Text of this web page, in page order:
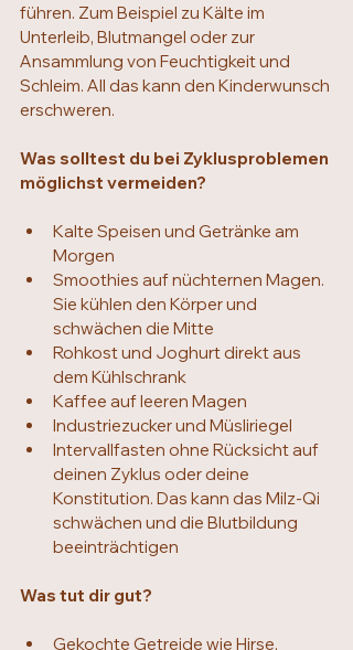
führen. Zum Beispiel zu Kälte im
Unterleib, Blutmangel oder zur
Ansammlung von Feuchtigkeit und
Schleim. All das kann den Kinderwunsch
erschweren.
Was solltest du bei Zyklusproblemen
möglichst vermeiden?
Kalte Speisen und Getränke am
Morgen
Smoothies auf nüchternen Magen.
Sie kühlen den Körper und
schwächen die Mitte
Rohkost und Joghurt direkt aus
dem Kühlschrank
Kaffee auf leeren Magen
Industriezucker und Müsliriegel
Intervallfasten ohne Rücksicht auf
deinen Zyklus oder deine
Konstitution. Das kann das Milz-Qi
schwächen und die Blutbildung
beeinträchtigen
Was tut dir gut?
Gekochte Getreide wie Hirse,